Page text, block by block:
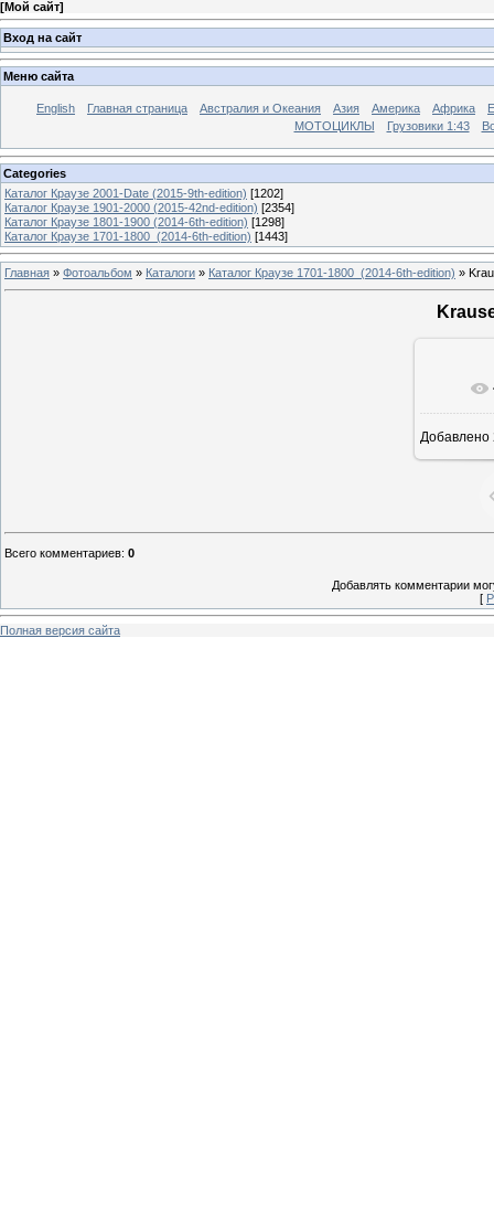
[Мой сайт]
Вход на сайт
Меню сайта
English Главная страница Австралия и Океания Азия Америка Африка
МОТОЦИКЛЫ
Грузовики 1:43
Categories
Каталог Краузе 2001-Date (2015-9th-edition) [1202]
Каталог Краузе 1901-2000 (2015-42nd-edition) [2354]
Каталог Краузе 1801-1900 (2014-6th-edition) [1298]
Каталог Краузе 1701-1800_(2014-6th-edition) [1443]
Главная » Фотоальбом » Каталоги » Каталог Краузе 1701-1800_(2014-6th-edition) »
Добавлено
Всего комментариев: 0
Добавлять комментарии
[
Полная версия сайта